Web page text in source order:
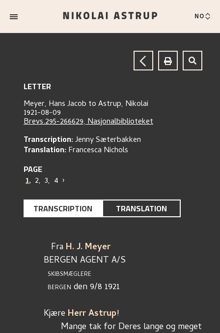
NO
LETTER
Meyer, Hans Jacob toAstrup, Nikolai
1921-08-09
Brevs.295-266629, Nasjonalbiblioteket
Transcription:Jenny Sæterbakken
Translation:Francesca Nichols
PAGE
1, 2, 3, 4 ›
TRANSCRIPTION TRANSLATION
           Fra
H. J. Meyer
        BERGEN AGENT A/S
                SKIBSMÆGLERE
                BERGEN
den 9/8 1921
        Kjære
Herr Astrup!